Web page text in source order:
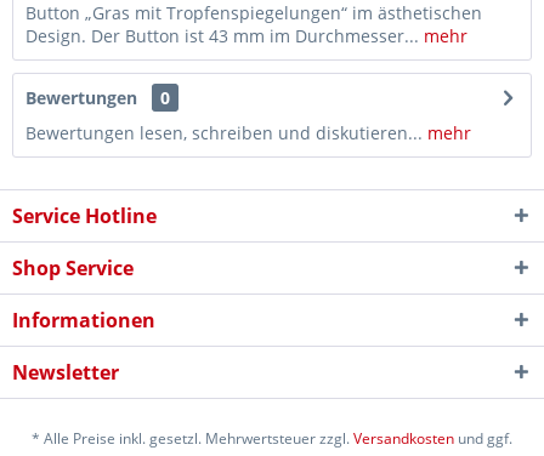
Button „Gras mit Tropfenspiegelungen“ im ästhetischen
Design. Der Button ist 43 mm im Durchmesser... mehr
Bewertungen
0
Bewertungen lesen, schreiben und diskutieren... mehr
Service Hotline
Shop Service
Informationen
Newsletter
* Alle Preise inkl. gesetzl. Mehrwertsteuer zzgl.Versandkosten und ggf.